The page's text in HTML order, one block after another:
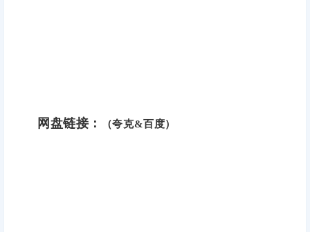
网盘链接： （夸克&百度）